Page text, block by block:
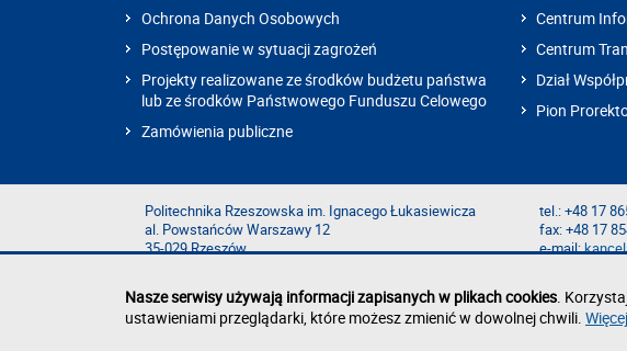
Ochrona Danych Osobowych
Postępowanie w sytuacji zagrożeń
Projekty realizowane ze środków budżetu państwa
lub ze środków Państwowego Funduszu Celowego
Zamówienia publiczne
Centrum
Centrum
Dział
Pion
Politechnika Rzeszowska im. Ignacego Łukasiewicza
al. Powstańców Warszawy 12
35-029 Rzeszów
tel.: +48 17
fax: +48 17
e-mail:
Nasze serwisy używają informacji zapisanych w plikach cookies.
ustawieniami przeglądarki, które możesz zmienić w dowolnej chwili.